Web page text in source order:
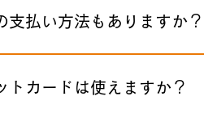
支払い方法もありますか？
トカードは使えますか？